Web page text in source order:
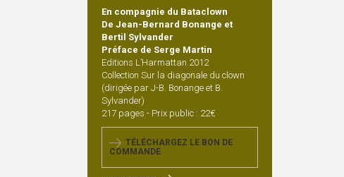
En compagnie du Bataclown
De Jean-Bernard Bonange et
Bertil Sylvander
Préface de Serge Martin
Editions L’Harmattan 2012
Collection Sur la diagonale du clown
(dirigée par J-B. Bonange et B.
Sylvander)
217 pages - Prix public : 22€
TÉLÉCHARGEZ LE BON DE
COMMANDE